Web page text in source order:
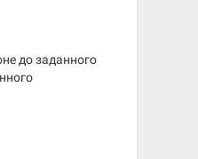
до заданного